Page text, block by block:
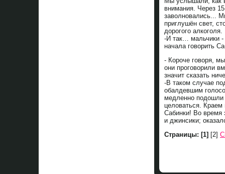
внимания. Через
заволновались...
приглушён свет,
дорогого
-И так… мальчики -
начала говорить
- Короче говоря,
они проговорили
значит сказать
-В таком случае
обалдевшим
медленно подошли
целоваться.
Сабинки! Во время
и джинсики;
Страницы: [1] [2]